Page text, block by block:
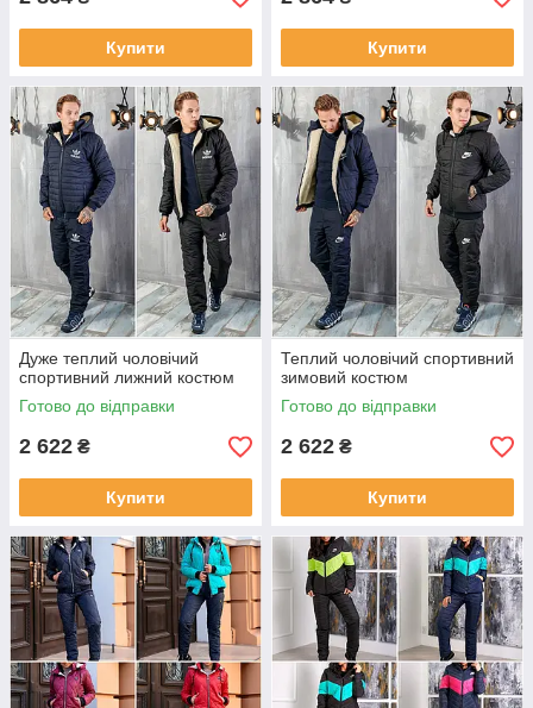
Купити Купити
Дуже теплий чоловічий
спортивний лижний костюм
Готово до відправки
2 622 ₴
Купити
Теплий чоловічий спортивний
зимовий костюм
Готово до відправки
2 622 ₴
Купити